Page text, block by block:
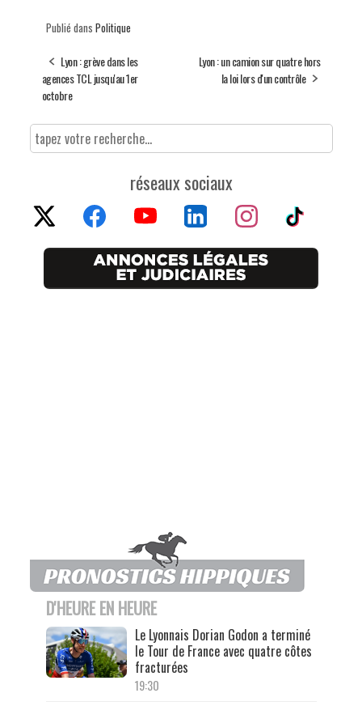
Publié dans Politique
Lyon : grève dans les
agences TCL jusqu'au 1er
octobre
Lyon : un camion sur quatre hors
la loi lors d'un contrôle
réseaux sociaux
D'HEURE EN HEURE
Le Lyonnais Dorian Godon a terminé
le Tour de France avec quatre côtes
fracturées
19:30